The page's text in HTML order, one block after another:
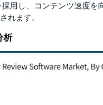
用し、コンテンツ速度
れます。
析